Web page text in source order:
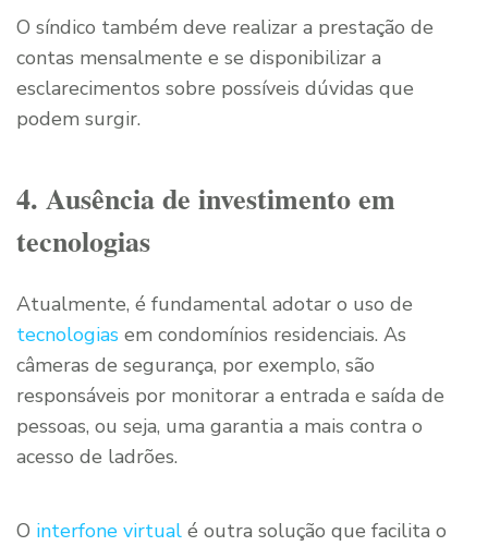
O síndico também deve realizar a prestação de
contas mensalmente e se disponibilizar a
esclarecimentos sobre possíveis dúvidas que
podem surgir.
4. Ausência de investimento em
tecnologias
Atualmente, é fundamental adotar o uso de
tecnologias em condomínios residenciais. As
câmeras de segurança, por exemplo, são
responsáveis por monitorar a entrada e saída de
pessoas, ou seja, uma garantia a mais contra o
acesso de ladrões.
O interfone virtual é outra solução que facilita o